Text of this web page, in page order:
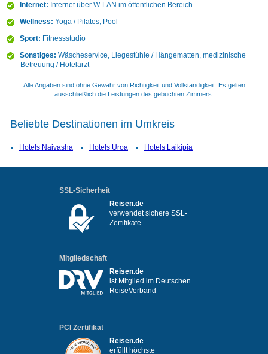
Internet: Internet über W-LAN im öffentlichen Bereich
Wellness: Yoga / Pilates, Pool
Sport: Fitnessstudio
Sonstiges: Wäscheservice, Liegestühle / Hängematten, medizinische
Betreuung / Hotelarzt
Alle Angaben sind ohne Gewähr von Richtigkeit und Vollständigkeit. Es gelten
ausschließlich die Leistungen des gebuchten Zimmers.
Beliebte Destinationen im Umkreis
Hotels Naivasha Hotels Uroa Hotels Laikipia
SSL-Sicherheit
Reisen.de
verwendet sichere SSL-
Zertifikate
Mitgliedschaft
Reisen.de
ist Mitglied im Deutschen
ReiseVerband
PCI Zertifikat
Reisen.de
erfüllt höchste